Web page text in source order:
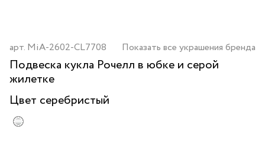
арт. MiA-2602-CL7708 Показать все украшения бренда
Подвеска кукла Рочелл в юбке и серой
жилетке
Цвет серебристый